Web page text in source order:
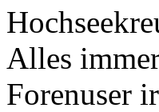
Alles
Forenuser